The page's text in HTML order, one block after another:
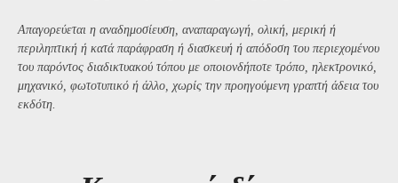
Απαγορεύεται η αναδημοσίευση, αναπαραγωγή, ολική, μερική ή
περιληπτική ή κατά παράφραση ή διασκευή ή απόδοση του περιεχομένου
του παρόντος διαδικτυακού τόπου με οποιονδήποτε τρόπο, ηλεκτρονικό,
μηχανικό, φωτοτυπικό ή άλλο, χωρίς την προηγούμενη γραπτή άδεια του
εκδότη.